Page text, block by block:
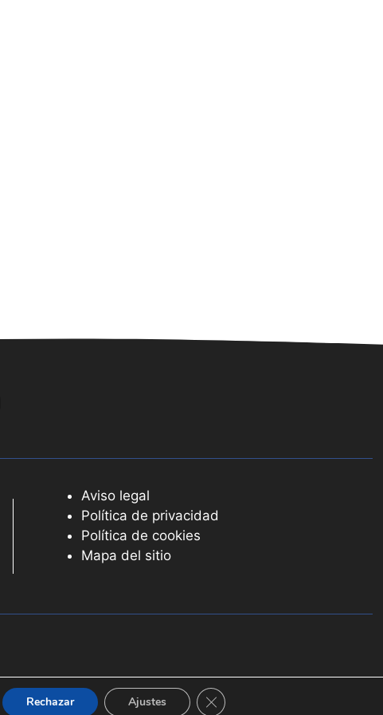
Aviso legal
Política de privacidad
Política de cookies
Mapa del sitio
Rechazar Ajustes Cerrar el banner de cookies RGPD